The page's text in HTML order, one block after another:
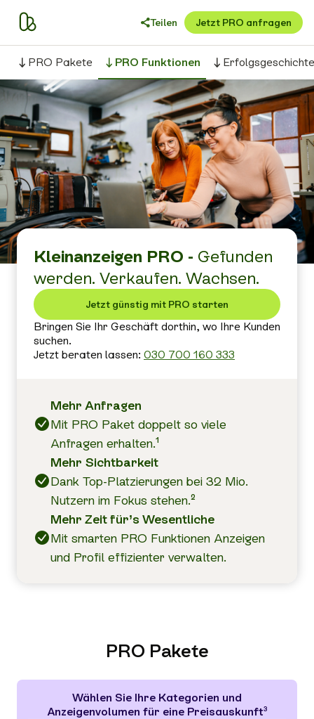
Teilen Jetzt PRO anfragen
Kleinanzeigen PRO - Gefunden
werden. Verkaufen. Wachsen.
Jetzt günstig mit PRO starten
Bringen Sie Ihr Geschäft dorthin, wo Ihre Kunden
suchen.
Jetzt beraten lassen: 030 700 160 333
Mehr Anfragen
Mit PRO Paket doppelt so viele
Anfragen erhalten.1
Mehr Sichtbarkeit
Dank Top-Platzierungen bei 32 Mio.
Nutzern im Fokus stehen.2
Mehr Zeit für’s Wesentliche
Mit smarten PRO Funktionen Anzeigen
und Profil effizienter verwalten.
PRO Pakete PRO Funktionen
PRO Pakete
Wählen Sie Ihre Kategorien und
Anzeigenvolumen für eine Preisauskunft3